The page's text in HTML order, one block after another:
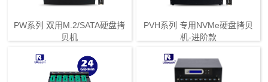
PW系列 双用M.2/SATA硬盘拷
贝机
PVH系列 专用NVMe硬盘拷贝
机-进阶款